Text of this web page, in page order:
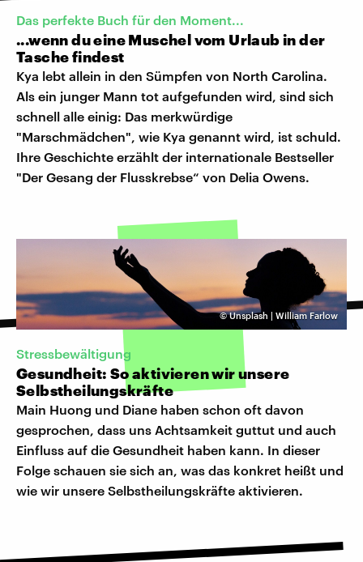
Das perfekte Buch für den Moment...
...wenn du eine Muschel vom Urlaub in der
Tasche findest
Kya lebt allein in den Sümpfen von North Carolina.
Als ein junger Mann tot aufgefunden wird, sind sich
schnell alle einig: Das merkwürdige
"Marschmädchen", wie Kya genannt wird, ist schuld.
Ihre Geschichte erzählt der internationale Bestseller
"Der Gesang der Flusskrebse“ von Delia Owens.
©Unsplash | William Farlow
Stressbewältigung
Gesundheit: So aktivieren wir unsere
Selbstheilungskräfte
Main Huong und Diane haben schon oft davon
gesprochen, dass uns Achtsamkeit guttut und auch
Einfluss auf die Gesundheit haben kann. In dieser
Folge schauen sie sich an, was das konkret heißt und
wie wir unsere Selbstheilungskräfte aktivieren.